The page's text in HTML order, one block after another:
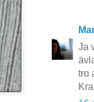
Ja
tro